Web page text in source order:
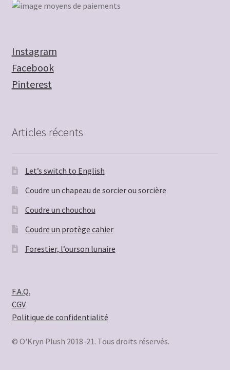
Instagram
Facebook
Pinterest
Articles récents
Let’s switch to English
Coudre un chapeau de sorcier ou sorcière
Coudre un chouchou
Coudre un protège cahier
Forestier, l’ourson lunaire
F.A.Q.
CGV
Politique de confidentialité
© O'Kryn Plush 2018-21. Tous droits réservés.